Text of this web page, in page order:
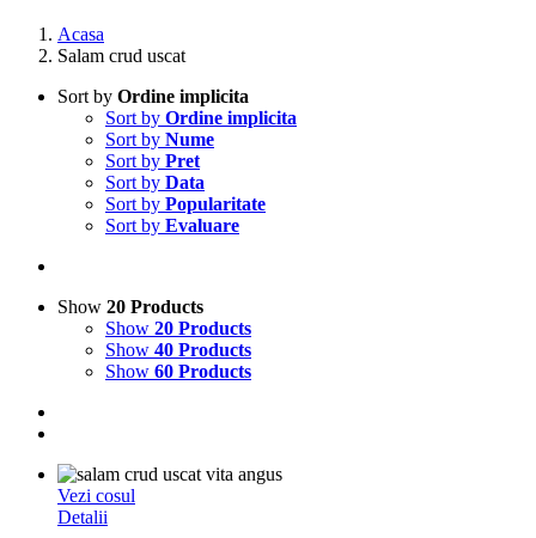
Acasa
Salam crud uscat
Sort by Ordine implicita
Sort by Ordine implicita
Sort by Nume
Sort by Pret
Sort by Data
Sort by Popularitate
Sort by Evaluare
Show 20 Products
Show 20 Products
Show 40 Products
Show 60 Products
Vezi cosul
Detalii